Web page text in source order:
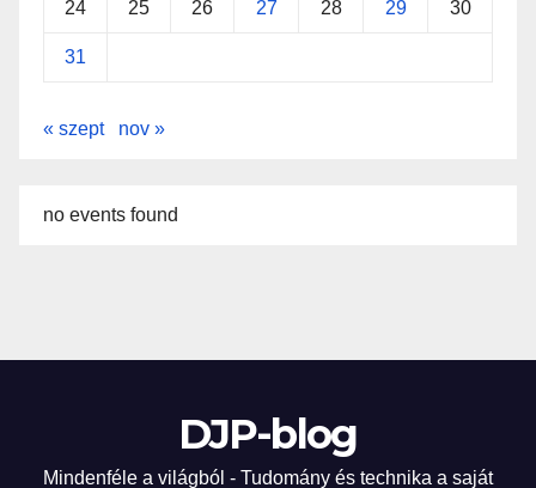
24 25 26 27 28 29 30
31
« szept nov »
no events found
DJP-blog
Mindenféle a világból - Tudomány és technika a saját